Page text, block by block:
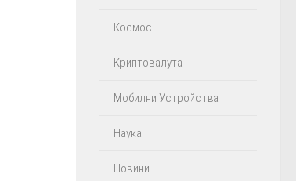
Космос
Криптовалута
Мобилни Устройства
Наука
Новини